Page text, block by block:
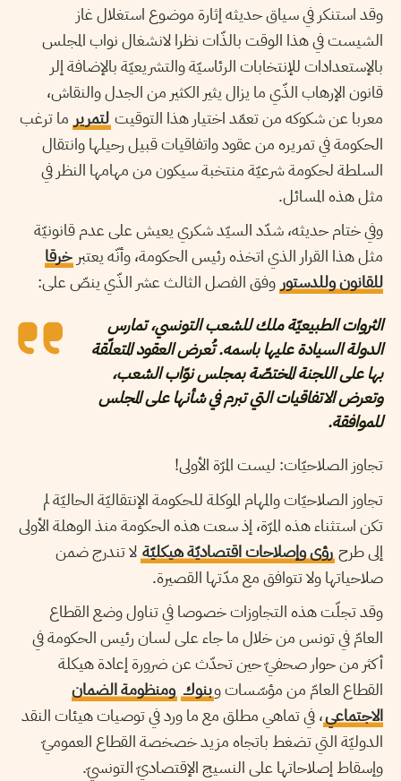
وقد استنكر في سياق حديثه إثارة موضوع استغلال غاز
الشيست في هذا الوقت بالذّات نظرا لانشغال نواب المجلس
بالإستعدادات للإنتخابات الرئاسيّة والتشريعيّة بالإضافة إلر
قانون الإرهاب الذّي ما يزال يثير الكثير من الجدل والنقاش،
معربا عن شكوكه من تعمّد اختيار هذا التوقيت لتمرير ما ترغب
الحكومة في تمريره من عقود واتفاقيات قبيل رحيلها وانتقال
السلطة لحكومة شرعيّة منتخبة سيكون من مهامها النظر في
مثل هذه المسائل.
وفي ختام حديثه، شدّد السيّد شكري يعيش على عدم قانونيّة
مثل هذا القرار الذي اتخذه رئيس الحكومة، وأنّه يعتبر خرقا
للقانون وللدستور وفق الفصل الثالث عشر الذّي ينصّ على:
الثروات الطبيعيّة ملك للشعب التونسي، تمارس
الدولة السيادة عليها باسمه. تُعرض العقود المتعلّقة
بها على اللجنة المختصّة بمجلس نوّاب الشعب،
وتعرض الاتفاقيات التي تبرم في شأنها على المجلس
للموافقة.
تجاوز الصلاحيّات: ليست المرّة الأولى!
تجاوز الصلاحيّات والمهام الموكلة للحكومة الإنتقاليّة الحاليّة لم
تكن استثناء هذه المرّة، إذ سعت هذه الحكومة منذ الوهلة الأولى
إلى طرح رؤى وإصلاحات اقتصاديّة هيكليّة لا تندرج ضمن
صلاحياتها ولا تتوافق مع مدّتها القصيرة.
وقد تجلّت هذه التجاوزات خصوصا في تناول وضع القطاع
العامّ في تونس من خلال ما جاء على لسان رئيس الحكومة في
أكثر من حوار صحفيّ حين تحدّث عن ضرورة إعادة هيكلة
القطاع العامّ من مؤسّسات وبنوك ومنظومة الضمان
الاجتماعي، في تماهي مطلق مع ما ورد في توصيات هيئات النقد
الدوليّة التي تضغط باتجاه مزيد خصخصة القطاع العموميّ
وإسقاط إصلاحاتها على النسيج الإقتصاديّ التونسيّ.